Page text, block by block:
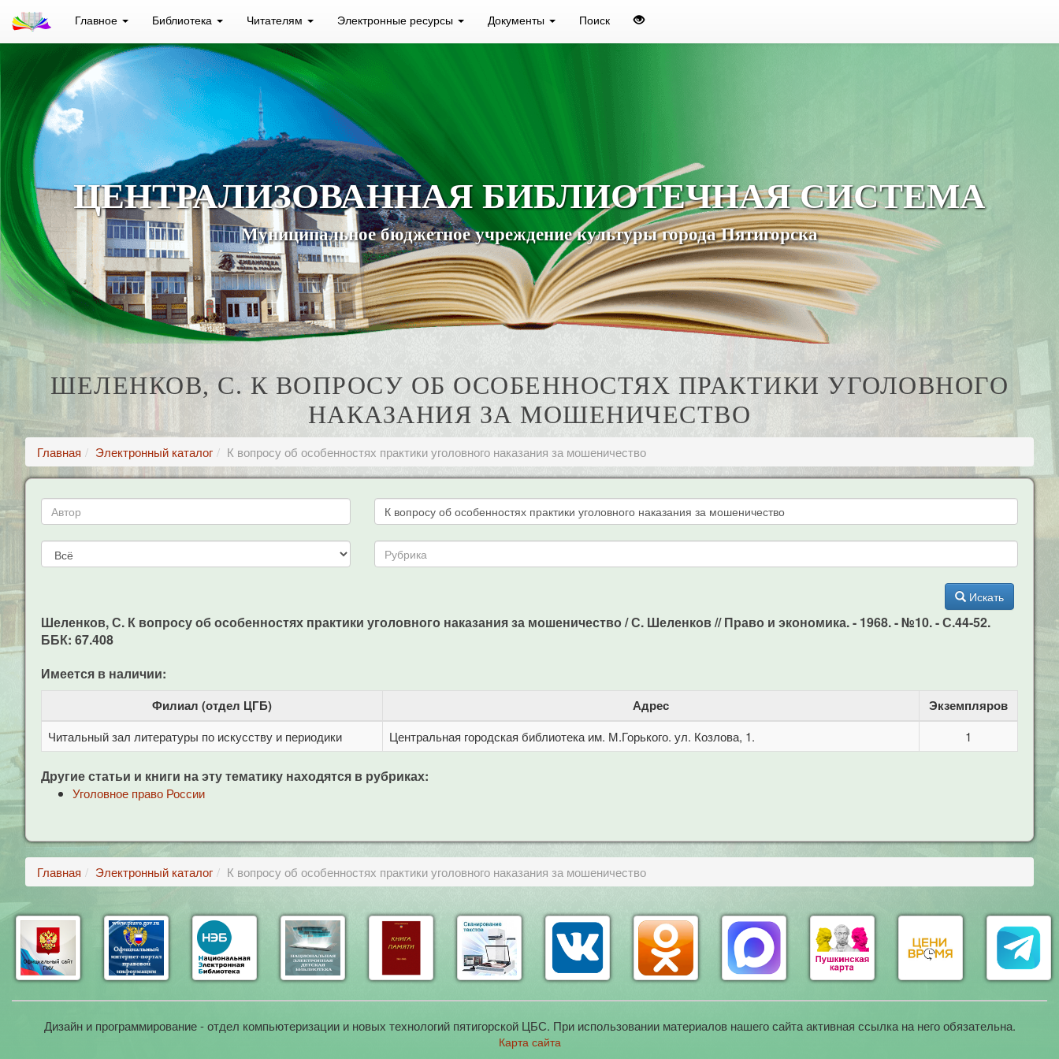
Главное Библиотека Читателям Электронные ресурсы Документы Поиск
ЦЕНТРАЛИЗОВАННАЯ БИБЛИОТЕЧНАЯ СИСТЕМА
Муниципальное бюджетное учреждение культуры города Пятигорска
ШЕЛЕНКОВ, С. К ВОПРОСУ ОБ ОСОБЕННОСТЯХ ПРАКТИКИ УГОЛОВНОГО
НАКАЗАНИЯ ЗА МОШЕНИЧЕСТВО
Главная Электронный каталог К вопросу об особенностях практики уголовного наказания за мошеничество
Искать
Шеленков, С. К вопросу об особенностях практики уголовного наказания за мошеничество / С. Шеленков // Право и экономика. - 1968. - №10. - С.44-52.
ББК: 67.408
Имеется в наличии:
Филиал (отдел ЦГБ) Адрес Экземпляров
Читальный зал литературы по искусству и периодики Центральная городская библиотека им. М.Горького. ул. Козлова, 1. 1
Другие статьи и книги на эту тематику находятся в рубриках:
Уголовное право России
Главная Электронный каталог К вопросу об особенностях практики уголовного наказания за мошеничество
Дизайн и программирование - отдел компьютеризации и новых технологий пятигорской ЦБС. При использовании материалов нашего сайта активная ссылка на него обязательна.
Карта сайта